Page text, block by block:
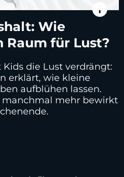
info
Wie
Raum für Lust?
die Lust verdrängt:
erklärt, wie kleine
aufblühen lassen.
manchmal mehr bewirkt